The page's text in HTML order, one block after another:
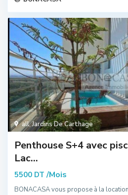
all,Jardins De Carthage
Penthouse S+4 avec
Lac...
5500 DT/Mois
BONACASA vous propose à la